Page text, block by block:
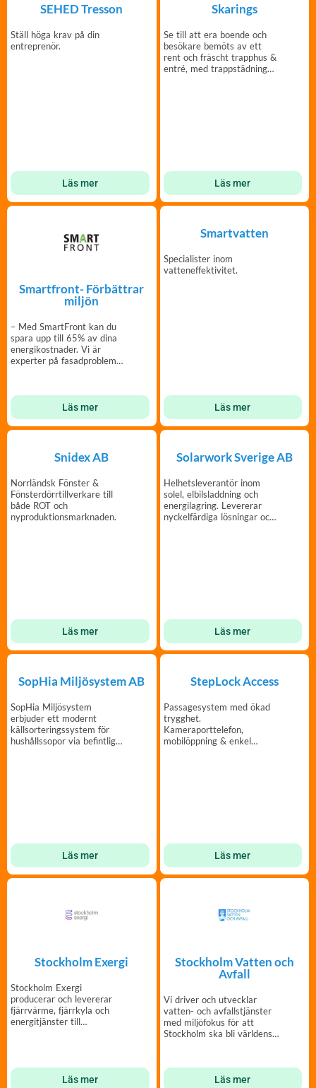
SEHED Tresson
Ställ höga krav på din
entreprenör.
Läs mer
Skarings
Se till att era boende och
besökare bemöts av ett
rent och fräscht trapphus &
entré, med trappstädning
Läs mer
Smartfront- Förbättrar
miljön
– Med SmartFront kan du
spara upp till 65% av dina
energikostnader. Vi är
experter på fasadproblem
Läs mer
Smartvatten
Specialister inom
vatteneffektivitet.
Läs mer
Snidex AB
Norrländsk Fönster &
Fönsterdörrtillverkare till
både ROT och
nyproduktionsmarknaden.
Läs mer
Solarwork Sverige AB
Helhetsleverantör inom
solel, elbilsladdning och
energilagring. Levererar
nyckelfärdiga lösningar och
Läs mer
SopHia Miljösystem AB
SopHia Miljösystem
erbjuder ett modernt
källsorteringssystem för
hushållssopor via befintliga
Läs mer
StepLock Access
Passagesystem med ökad
trygghet.
Kameraporttelefon,
mobilöppning & enkel
Läs mer
Stockholm Exergi
Stockholm Exergi
producerar och levererar
fjärrvärme, fjärrkyla och
energitjänster till
Läs mer
Stockholm Vatten och
Avfall
Vi driver och utvecklar
vatten- och avfallstjänster
med miljöfokus för att
Stockholm ska bli världens
Läs mer